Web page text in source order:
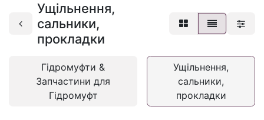
Ущільнення,
сальники,
прокладки
Гідромуфти &
Запчастини для
Гідромуфт
Ущільнення,
сальники,
прокладки